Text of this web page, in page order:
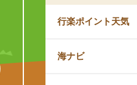
行楽ポイント天気
海ナビ